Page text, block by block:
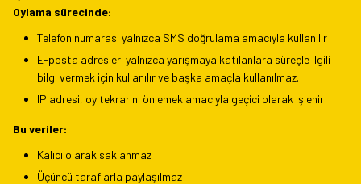
Oylama sürecinde:
Telefon numarası yalnızca SMS doğrulama amacıyla kullanılır
E-posta adresleri yalnızca yarışmaya katılanlara süreçle ilgili
bilgi vermek için kullanılır ve başka amaçla kullanılmaz.
IP adresi, oy tekrarını önlemek amacıyla geçici olarak işlenir
Bu veriler:
Kalıcı olarak saklanmaz
Üçüncü taraflarla paylaşılmaz